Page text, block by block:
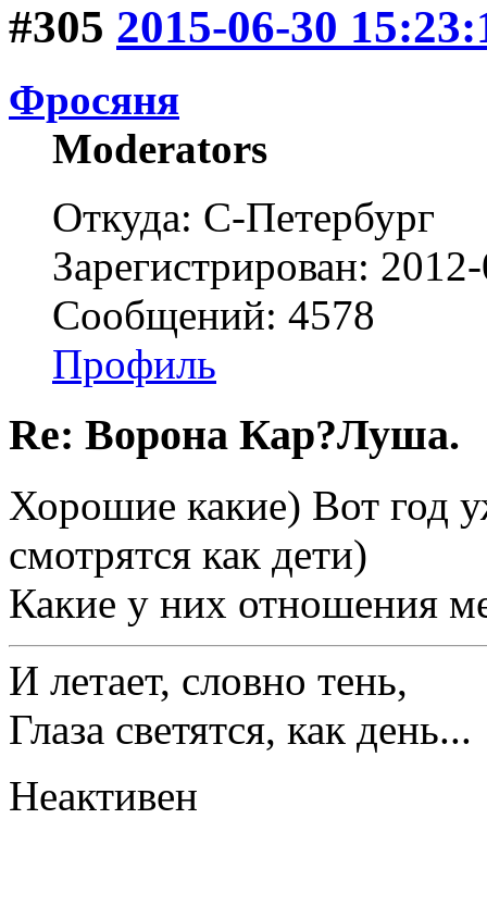
#305 2015-06-30
Фросяня
Moderators
Откуда: С-Петербург
Зарегистрирован:
Сообщений: 4578
Профиль
Re: Ворона Кар?Луша.
Хорошие какие) Вот год
смотрятся как дети)
Какие у них отношения
И летает, словно тень,
Глаза светятся, как день...
Неактивен